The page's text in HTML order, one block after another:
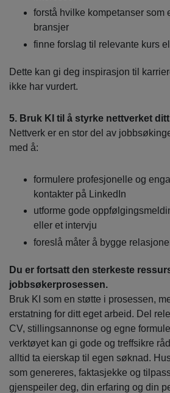
forstå hvilke kompetanser som
bransjer
finne forslag til relevante kurs
Dette kan gi deg inspirasjon til
ikke har vurdert.
5. Bruk KI til å styrke nettverket ditt
Nettverk er en stor del av
med å:
formulere profesjonelle og
kontakter på LinkedIn
utforme gode
eller et intervju
foreslå måter å bygge
Du er fortsatt den sterkeste
jobbsøkerprosessen.
Bruk KI som en støtte i prosessen,
erstatning for ditt eget arbeid. Del
CV, stillingsannonse og egne
verktøyet kan gi gode og treffsikre
alltid ta eierskap til egen søknad.
som genereres, faktasjekke og
gjenspeiler deg, din erfaring og din